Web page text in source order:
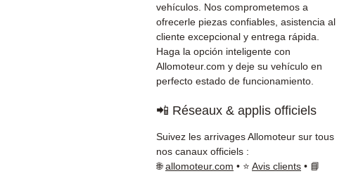
vehículos. Nos comprometemos a
ofrecerle piezas confiables, asistencia al
cliente excepcional y entrega rápida.
Haga la opción inteligente con
Allomoteur.com y deje su vehículo en
perfecto estado de funcionamiento.
📲 Réseaux & applis officiels
Suivez les arrivages Allomoteur sur tous
nos canaux officiels :
🌐allomoteur.com • ⭐ Avis clients • 📘